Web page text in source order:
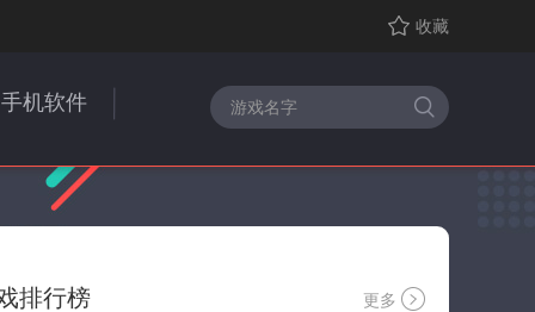
收藏
机软件
排行榜 更多